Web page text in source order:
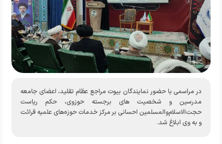
در مراسمی با حضور نمایندگان بیوت مراجع عظام تقلید، اعضای جامعه
مدرسین و شخصیت های برجسته حوزوی، حکم ریاست
حجت‌الاسلام‌والمسلمین احسانی بر مرکز خدمات حوزه‌های علمیه قرائت
و به وی ابلاغ شد.